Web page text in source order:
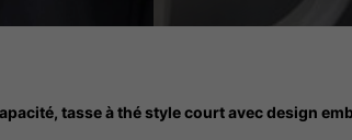
tasse à thé style court avec design